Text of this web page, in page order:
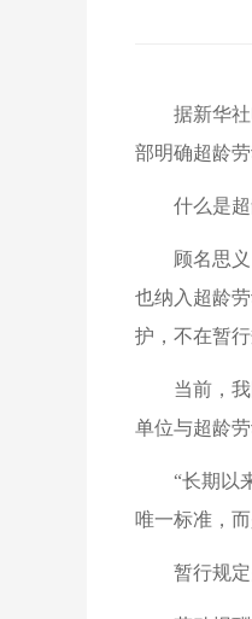
据新华
部明确超龄
什么是
顾名思
也纳入超龄
护，不在暂行
当前，
单位与超龄
“长期以
唯一标准，
暂行规